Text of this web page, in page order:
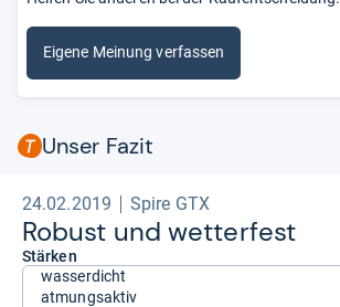
Eigene Meinung verfassen
Unser Fazit
24.02.2019 Spire GTX
Robust und wet­ter­fest
Stärken
wasserdicht
atmungsaktiv